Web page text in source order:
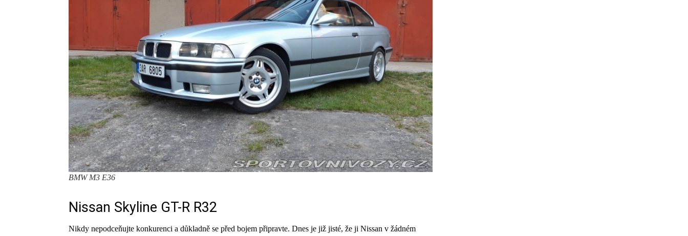
BMW M3 E36
Nissan Skyline GT-R R32
Nikdy nepodceňujte konkurenci a důkladně se před bojem připravte. Dnes je již jisté, že ji Nissan v žádném